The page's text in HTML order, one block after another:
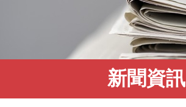
新聞資訊